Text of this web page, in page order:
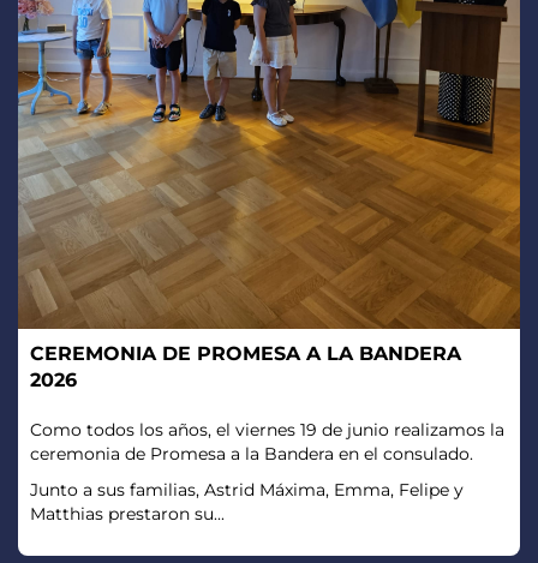
CEREMONIA DE PROMESA A LA BANDERA
2026
Como todos los años, el viernes 19 de junio realizamos la
ceremonia de Promesa a la Bandera en el consulado.
Junto a sus familias, Astrid Máxima, Emma, Felipe y
Matthias prestaron su...